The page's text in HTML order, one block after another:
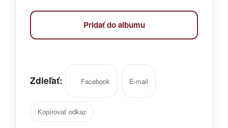
Pridať do albumu
Zdieľať: Facebook E-mail
Kopírovať odkaz